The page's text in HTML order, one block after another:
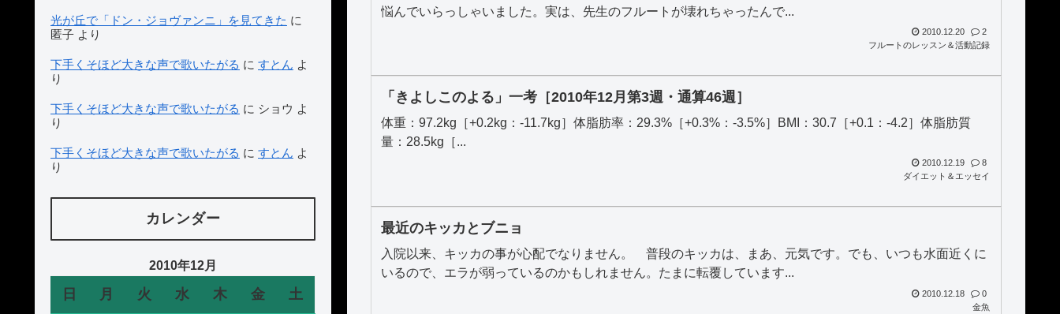
悩んでいらっしゃいました。実は、先生のフルートが壊れちゃったんで...
2010.12.20
2
フルートのレッスン＆活動記録
「きよしこのよる」一考［2010年12月第3週・通算46週］
体重：97.2kg［+0.2kg：-11.7kg］体脂肪率：29.3%［+0.3%：-3.5%］BMI：30.7［+0.1：-4.2］体脂肪質
量：28.5kg［...
2010.12.19
8
ダイエット＆エッセイ
最近のキッカとブニョ
入院以来、キッカの事が心配でなりません。 普段のキッカは、まあ、元気です。でも、いつも水面近くに
いるので、エラが弱っているのかもしれません。たまに転覆しています...
2010.12.18
0
金魚
光が丘で「ドン・ジョヴァンニ」を見てきた に
匿子 より
下手くそほど大きな声で歌いたがる に すとん よ
り
下手くそほど大きな声で歌いたがる に ショウ よ
り
下手くそほど大きな声で歌いたがる に すとん よ
り
カレンダー
2010年12月
日 月 火 水 木 金 土